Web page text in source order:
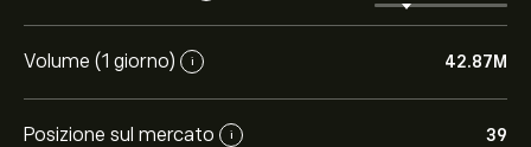
Volume (1 giorno) i 42.87M
Posizione sul mercato i 39